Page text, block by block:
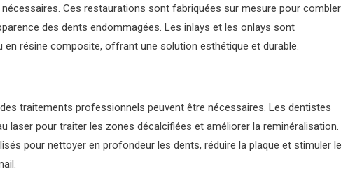
Ces restaurations sont fabriquées sur mesure pour combler
des dents endommagées. Les inlays et les onlays sont
en résine composite, offrant une solution esthétique et durable.
traitements professionnels peuvent être nécessaires. Les dentistes
laser pour traiter les zones décalcifiées et améliorer la reminéralisation.
pour nettoyer en profondeur les dents, réduire la plaque et stimuler le